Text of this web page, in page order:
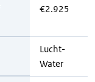
€2.925
Lucht-
Water